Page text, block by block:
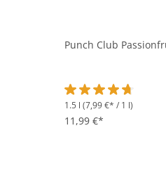
Punch Club
Durchschnittliche
1.5 l (7,99 €* / 1 l)
11,99 €*